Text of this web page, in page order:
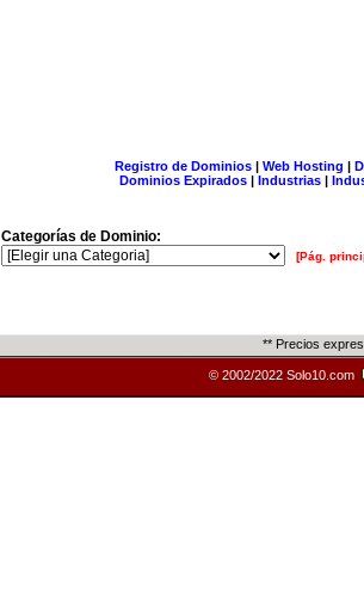
Registro de Dominios| Web Hosting |
Dominios Expirados | Industrias |
Categorías de Dominio:
[Pág.
** Precios
© 2002/2022 Solo10.com